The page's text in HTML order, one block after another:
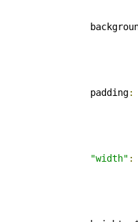
padding:
"width" :